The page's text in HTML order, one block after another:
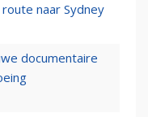
naar Sydney
documentaire